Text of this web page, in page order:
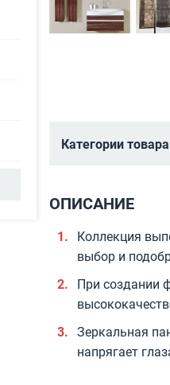
Категории
ОПИСАНИЕ
Коллекция
выбор и
При создании
Зеркальная
напрягает